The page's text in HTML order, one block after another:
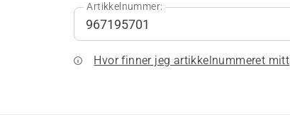
Artikkelnummer:
Hvor finner jeg artikkelnummeret mitt